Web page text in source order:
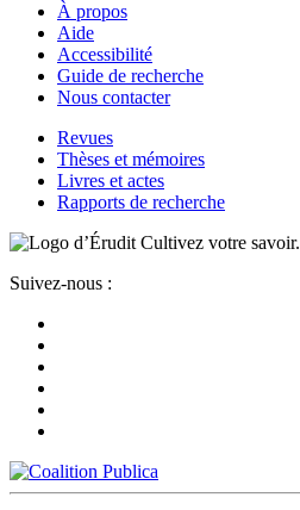
À propos
Aide
Accessibilité
Guide de recherche
Nous contacter
Revues
Thèses et mémoires
Livres et actes
Rapports de recherche
Cultivez votre savoir.
Suivez-nous :